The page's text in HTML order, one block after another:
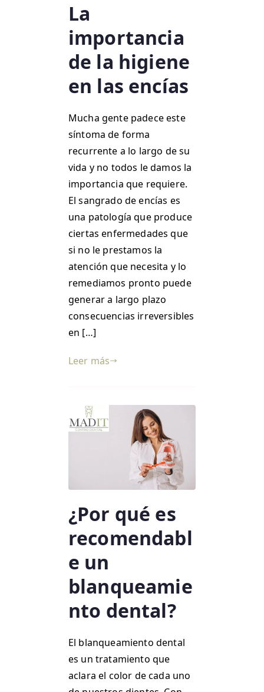
La
importancia
de la higiene
en las encías
Mucha gente padece este
síntoma de forma
recurrente a lo largo de su
vida y no todos le damos la
importancia que requiere.
El sangrado de encías es
una patología que produce
ciertas enfermedades que
si no le prestamos la
atención que necesita y lo
remediamos pronto puede
generar a largo plazo
consecuencias irreversibles
en […]
Leer más
¿Por qué es
recomendabl
e un
blanqueamie
nto dental?
El blanqueamiento dental
es un tratamiento que
aclara el color de cada uno